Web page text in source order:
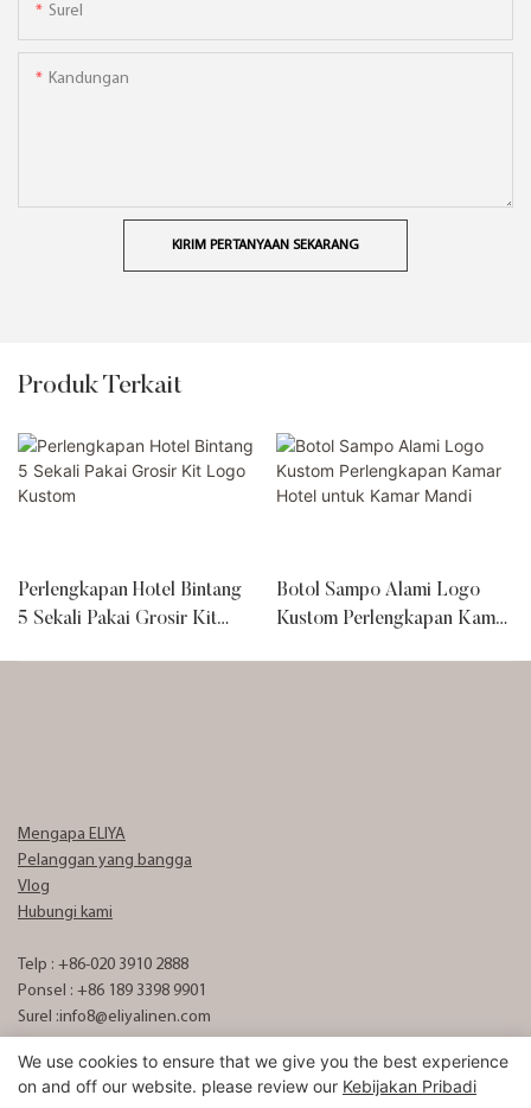
Surel
Kandungan
KIRIM PERTANYAAN SEKARANG
Produk Terkait
Perlengkapan Hotel Bintang
5 Sekali Pakai Grosir Kit
Botol Sampo Alami Logo
Kustom Perlengkapan Kamar
Mengapa ELIYA
Pelanggan yang bangga
Vlog
Hubungi kami
Telp : +86-020 3910 2888
Ponsel : +86 189 3398 9901
Surel :info8@eliyalinen.com
We use cookies to ensure that we give you the best experience
on and off our website. please review our Kebijakan Pribadi